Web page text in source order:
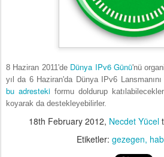
8 Haziran 2011'de Dünya IPv6 Günü'nü
yıl da 6 Haziran'da Dünya IPv6
bu adresteki formu doldurup
koyarak da destekleyebilirler.
18th February 2012, Necdet Yücel
Etiketler: gezegen